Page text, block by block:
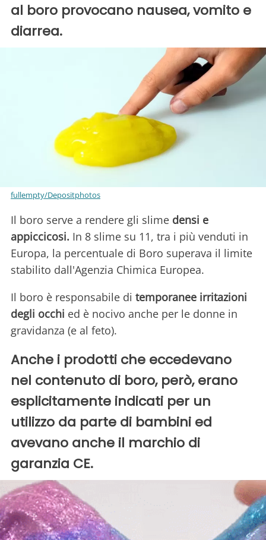
al boro provocano nausea, vomito e
diarrea.
fullempty/Depositphotos
Il boro serve a rendere gli slime densi e
appiccicosi. In 8 slime su 11, tra i più venduti in
Europa, la percentuale di Boro superava il limite
stabilito dall'Agenzia Chimica Europea.
Il boro è responsabile di temporanee irritazioni
degli occhi ed è nocivo anche per le donne in
gravidanza (e al feto).
Anche i prodotti che eccedevano
nel contenuto di boro, però, erano
esplicitamente indicati per un
utilizzo da parte di bambini ed
avevano anche il marchio di
garanzia CE.